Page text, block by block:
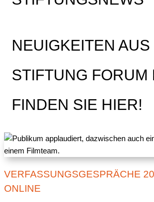
NEUIGKEITEN AUS
STIFTUNG FORUM
FINDEN SIE HIER!
VERFASSUNGSGESPRÄCHE
ONLINE